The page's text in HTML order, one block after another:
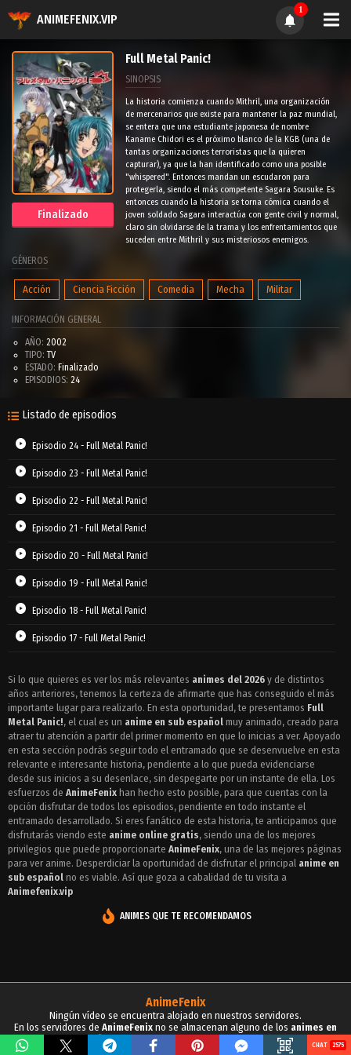
ANIMEFENIX.VIP
1
Finalizado
Full Metal Panic!
SINOPSIS
La historia comienza cuando Mithril, una organización
de mercenarios que existe para mantener la paz mundial,
se entera que una estudiante japonesa de nombre
Kaname Chidori es el próximo blanco de la KGB (una de
tantas organizaciones terroristas que la quieren
capturar), ya que la han identificado como una posible
"whispered". Entonces mandan un escudaron para
protegerla, siendo el más competente Sagara Sousuke. Es
entonces cuando la historia se torna cómica cuando el
joven soldado Sagara interactúa con gente civil y normal,
claro sin olvidarse de la trama y los enfrentamientos que
suceden entre Mithril y sus misteriosos enemigos.
GÉNEROS
Acción Ciencia Ficción Comedia Mecha Militar
INFORMACIÓN GENERAL
AÑO: 2002
TIPO: TV
ESTADO: Finalizado
EPISODIOS: 24
Listado de episodios
Episodio 24 - Full Metal Panic!
Episodio 23 - Full Metal Panic!
Episodio 22 - Full Metal Panic!
Episodio 21 - Full Metal Panic!
Episodio 20 - Full Metal Panic!
Episodio 19 - Full Metal Panic!
Episodio 18 - Full Metal Panic!
Episodio 17 - Full Metal Panic!
Episodio 15 - Full Metal Panic!
Episodio 14 - Full Metal Panic!
Episodio 13 - Full Metal Panic!
Episodio 12 - Full Metal Panic!
Episodio 11 - Full Metal Panic!
Episodio 10 - Full Metal Panic!
Episodio 9 - Full Metal Panic!
Episodio 8 - Full Metal Panic!
Episodio 7 - Full Metal Panic!
Episodio 3 - Full Metal Panic!
Episodio 2 - Full Metal Panic!
Si lo que quieres es ver los más relevantes animes del 2026 y de distintos
años anteriores, tenemos la certeza de afirmarte que has conseguido el más
importante lugar para realizarlo. En esta oportunidad, te presentamos Full
Metal Panic!, el cual es un anime en sub español muy animado, creado para
atraer tu atención a partir del primer momento en que lo inicias a ver. Apoyado
en esta sección podrás seguir todo el entramado que se desenvuelve en esta
relevante e interesante historia, pendiente a lo que pueda evidenciarse
desde sus inicios a su desenlace, sin despegarte por un instante de ella. Los
esfuerzos de AnimeFenix han hecho esto posible, para que cuentas con la
opción disfrutar de todos los episodios, pendiente en todo instante el
entramado desarrollado. Si eres fanático de esta historia, te anticipamos que
disfrutarás viendo este anime online gratis, siendo una de los mejores
privilegios que puede proporcionarte AnimeFenix, una de las mejores páginas
para ver anime. Desperdiciar la oportunidad de disfrutar el principal anime en
sub español no es viable. Así que goza a cabalidad de tu visita a
Animefenix.vip
ANIMES QUE TE RECOMENDAMOS
AnimeFenix
Ningún vídeo se encuentra alojado en nuestros servidores.
En los servidores de AnimeFenix no se almacenan alguno de los animes en
sub español, para tu conocimiento y demás propósitos.
2575